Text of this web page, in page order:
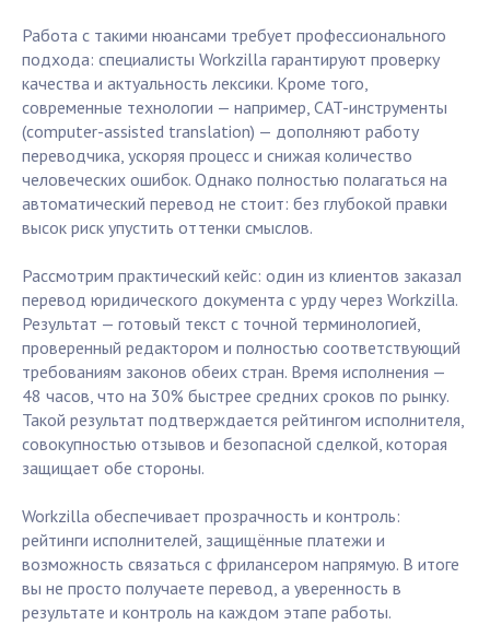
Работа с такими нюансами требует профессионального
подхода: специалисты Workzilla гарантируют проверку
качества и актуальность лексики. Кроме того,
современные технологии — например, CAT-инструменты
(computer-assisted translation) — дополняют работу
переводчика, ускоряя процесс и снижая количество
человеческих ошибок. Однако полностью полагаться на
автоматический перевод не стоит: без глубокой правки
высок риск упустить оттенки смыслов.
Рассмотрим практический кейс: один из клиентов заказал
перевод юридического документа с урду через Workzilla.
Результат — готовый текст с точной терминологией,
проверенный редактором и полностью соответствующий
требованиям законов обеих стран. Время исполнения —
48 часов, что на 30% быстрее средних сроков по рынку.
Такой результат подтверждается рейтингом исполнителя,
совокупностью отзывов и безопасной сделкой, которая
защищает обе стороны.
Workzilla обеспечивает прозрачность и контроль:
рейтинги исполнителей, защищённые платежи и
возможность связаться с фрилансером напрямую. В итоге
вы не просто получаете перевод, а уверенность в
результате и контроль на каждом этапе работы.